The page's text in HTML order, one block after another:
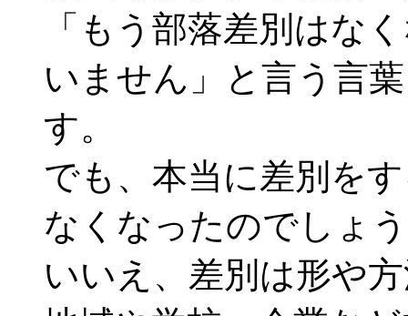
「もう部落差別はな
いません」と言う言
す。
でも、本当に差別を
なくなったのでしょ
いいえ、差別は形や